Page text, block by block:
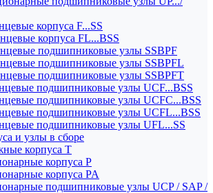
корпуса F...SS
корпуса FL...BSS
подшипниковые узлы SSBPF
подшипниковые узлы SSBPFL
подшипниковые узлы SSBPFT
подшипниковые узлы UCF...BSS
подшипниковые узлы UCFC...BSS
подшипниковые узлы UCFL...BSS
подшипниковые узлы UFL...SS
и узлы в сборе
корпуса T
корпуса P
корпуса PA
подшипниковые узлы UCP / SAP /